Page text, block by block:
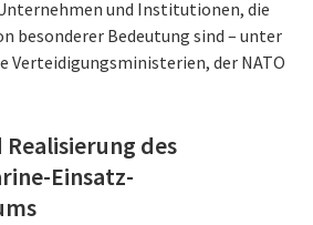
und Institutionen, die
besonderer Bedeutung sind – unter
Verteidigungsministerien, der NATO
des
Einsatz-